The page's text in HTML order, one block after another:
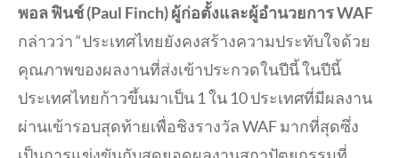
พอล ฟินช์ (Paul Finch) ผู้ก่อตั้งและผู้อำนวยการ WAF
กล่าวว่า “ประเทศไทยยังคงสร้างความประทับใจด้วย
คุณภาพของผลงานที่ส่งเข้าประกวดในปีนี้ ในปีนี้
ประเทศไทยก้าวขึ้นมาเป็น 1 ใน 10 ประเทศที่มีผลงาน
ผ่านเข้ารอบสุดท้ายเพื่อชิงรางวัล WAF มากที่สุดซึ่ง